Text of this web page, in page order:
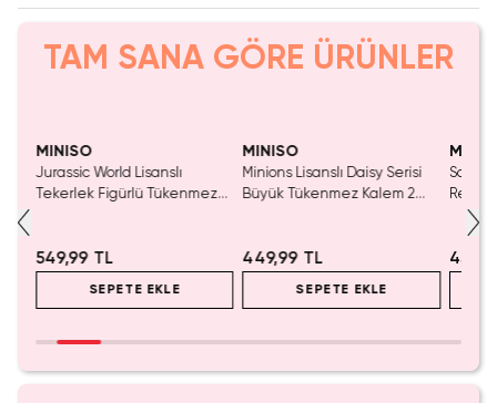
TAM SANA GÖRE ÜRÜNLER
MINISO
Jurassic World Lisanslı
Tekerlek Figürlü Tükenmez
549,99 TL
SEPETE EKLE
MINISO
Minions Lisanslı Daisy Serisi
Büyük Tükenmez Kalem 2
449,99 TL
SEPETE EKLE
Sanrio
Renkli